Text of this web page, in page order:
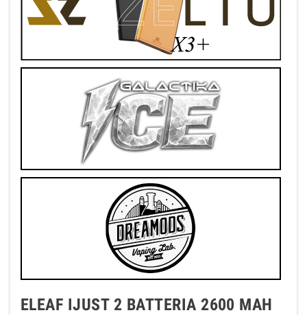
ELEAF IJUST 2 BATTERIA 2600 MAH